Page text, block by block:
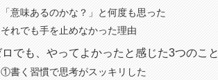
「意味あるのかな？」と何度も思った
それでも手を止めなかった理由
ロでも、やってよかったと感じた3つのこと
①書く習慣で思考がスッキリした